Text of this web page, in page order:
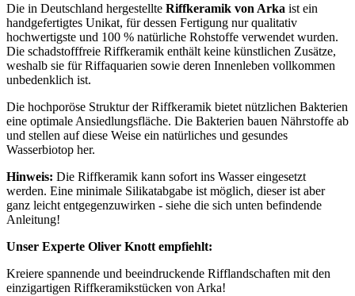
Die in Deutschland hergestellte Riffkeramik von Arka ist ein
handgefertigtes Unikat, für dessen Fertigung nur qualitativ
hochwertigste und 100 % natürliche Rohstoffe verwendet wurden.
Die schadstofffreie Riffkeramik enthält keine künstlichen Zusätze,
weshalb sie für Riffaquarien sowie deren Innenleben vollkommen
unbedenklich ist.
Die hochporöse Struktur der Riffkeramik bietet nützlichen Bakterien
eine optimale Ansiedlungsfläche. Die Bakterien bauen Nährstoffe ab
und stellen auf diese Weise ein natürliches und gesundes
Wasserbiotop her.
Hinweis: Die Riffkeramik kann sofort ins Wasser eingesetzt
werden. Eine minimale Silikatabgabe ist möglich, dieser ist aber
ganz leicht entgegenzuwirken - siehe die sich unten befindende
Anleitung!
Unser Experte Oliver Knott empfiehlt:
Kreiere spannende und beeindruckende Rifflandschaften mit den
einzigartigen Riffkeramikstücken von Arka!